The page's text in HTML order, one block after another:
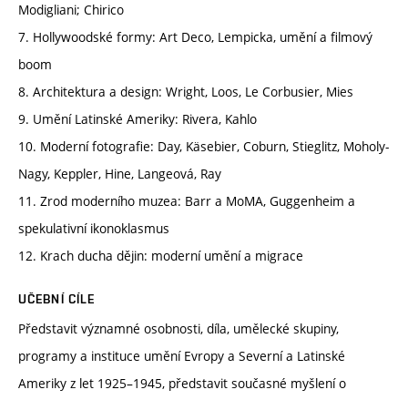
Modigliani; Chirico
7. Hollywoodské formy: Art Deco, Lempicka, umění a filmový
boom
8. Architektura a design: Wright, Loos, Le Corbusier, Mies
9. Umění Latinské Ameriky: Rivera, Kahlo
10. Moderní fotografie: Day, Käsebier, Coburn, Stieglitz, Moholy-
Nagy, Keppler, Hine, Langeová, Ray
11. Zrod moderního muzea: Barr a MoMA, Guggenheim a
spekulativní ikonoklasmus
12. Krach ducha dějin: moderní umění a migrace
UČEBNÍ CÍLE
Představit významné osobnosti, díla, umělecké skupiny,
programy a instituce umění Evropy a Severní a Latinské
Ameriky z let 1925–1945, představit současné myšlení o